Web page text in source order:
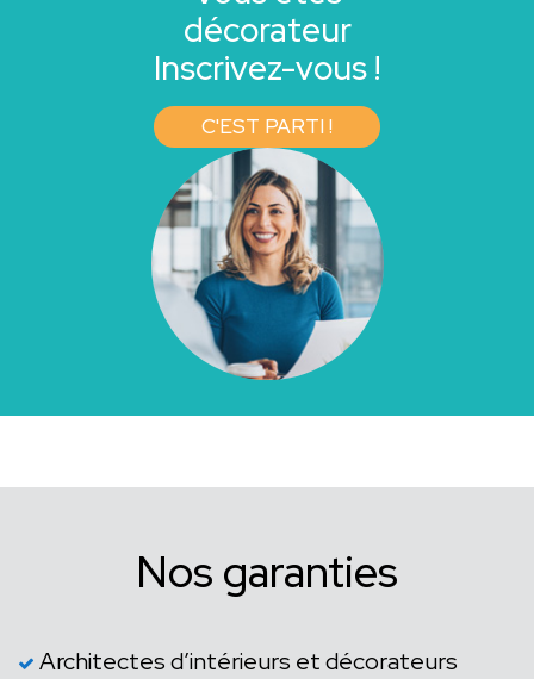
décorateur
Inscrivez-vous !
C'EST PARTI !
Nos garanties
Architectes d’intérieurs et décorateurs